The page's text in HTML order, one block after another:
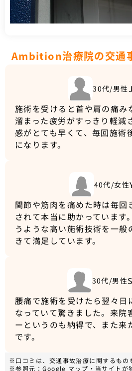
Ambition治療院の交通
30代/男性
施術を受けると首や肩の痛み
溜まった疲労がすっきり軽減
感がとても早くて、毎回施術
になります。
40代/女性
関節や筋肉を痛めた時は毎回
されて本当に助かっています
うような高い施術技術を一般
きて満足しています。
30代/男性
腰痛で施術を受けたら翌々日
なっていて驚きました。来院
ーというのも納得で、また来
です。
※口コミは、交通事故治療に関するもの
※参照元：Google マップ・当サイトが